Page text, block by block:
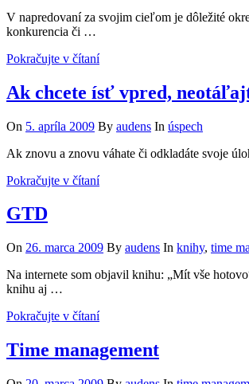
V napredovaní za svojim cieľom je dôležité
konkurencia či …
Pokračujte v čítaní
Ak chcete ísť vpred,
On 5. apríla 2009 By audens In úspech
Ak znovu a znovu váhate či odkladáte svoje
Pokračujte v čítaní
GTD
On 26. marca 2009 By audens In knihy, time
Na internete som objavil knihu: „Mít vše
knihu aj …
Pokračujte v čítaní
Time management